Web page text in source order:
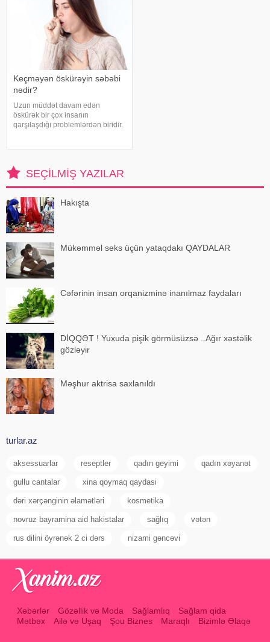
Keçməyən öskürəyin səbəbi
nədir?
Uzun müddət davam edən
öskürək bir çox insanın
qarşılaşdığı problemlərdən biridir.
infeksiyası olmur
SEÇILMIŞ YAZILAR
Hakışta
Mükəmməl seks üçün yataqdakı QAYDALAR
Cəfərinin insan orqanizminə inanılmaz faydaları
DİQQƏT ! Yuxuda pişik görmüsüzsə ..Ağır xəstəlik
gözləyir
Məşhur aktrisa saxlanıldı
turlar.az
aksessuarlar reseptler qadın geyimi qadın xəyanət
gullu cantalar xina qoymaq qaydasi
dəri xərçənginin əlamətləri kosmetika
novruz bayramina aid hakistalar sağlıq vətən
rus dilini öyrənək 2 ci dərs nizami gəncəvi
Xəbərlər Gözəllik və Moda Sağlamlıq
Sağlam qida
Mətbəx
Ailə və Uşaq Şou Biznes Maraqlı Bizimlə Əlaqə